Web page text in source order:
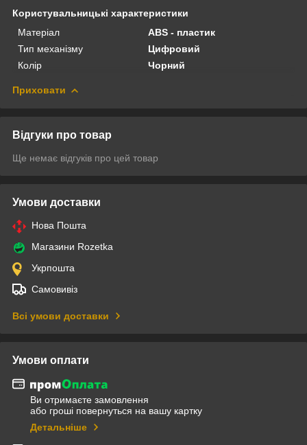
Користувальницькі характеристики
Матеріал
ABS - пластик
Тип механізму
Цифровий
Колір
Чорний
Приховати
Відгуки про товар
Ще немає відгуків про цей товар
Умови доставки
Нова Пошта
Магазини Rozetka
Укрпошта
Самовивіз
Всі умови доставки
Умови оплати
Ви отримаєте замовлення
або гроші повернуться на вашу картку
Детальніше